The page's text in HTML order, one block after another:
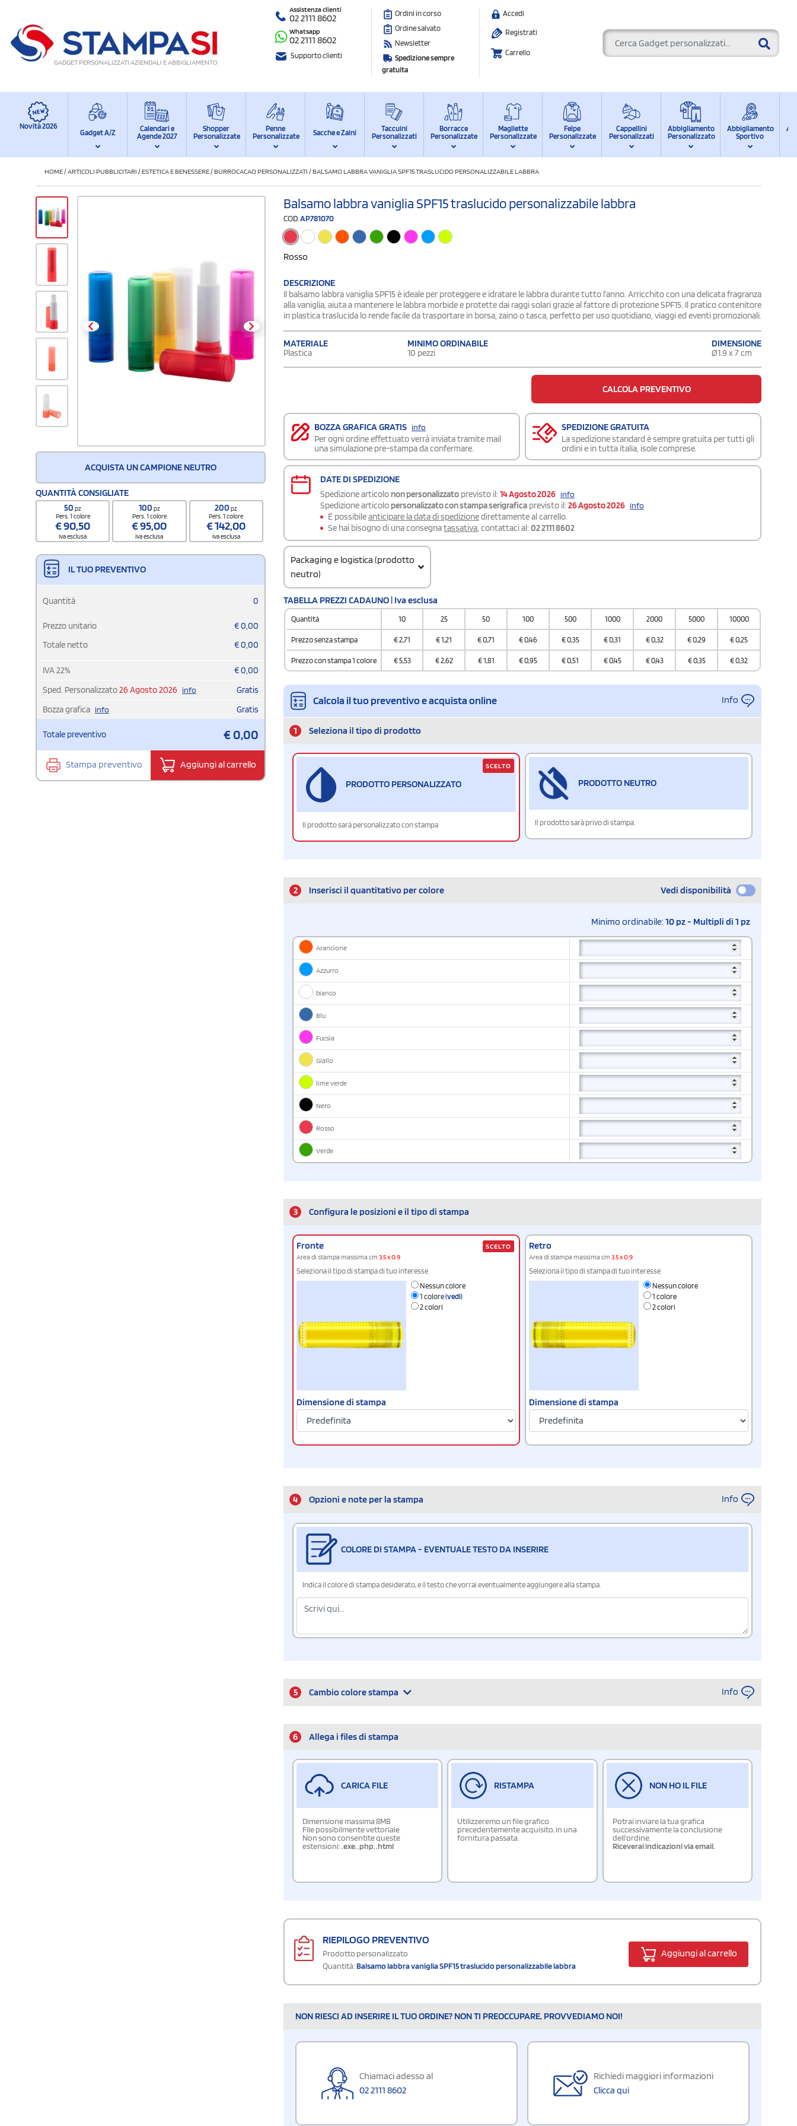
GADGET PERSONALIZZATI AZIENDALI E ABBIGLIAMENTO
Assistenza clienti
02 2111 8602
Whatsapp
02 2111 8602
Supporto clienti
Ordini in corso
Ordine salvato
Newsletter
Spedizione sempre
gratuita
Accedi
Registrati
Carrello
Novità 2026
Gadget A/Z
Calendari e
Agende 2027
Shopper
Personalizzate
Penne
Personalizzate
Sacche e Zaini
Taccuini
Personalizzati
Borracce
Personalizzate
Magliette
Personalizzate
Felpe
Personalizzate
Cappellini
Personalizzati
Abbigliamento
Personalizzato
Abbigliamento
Sportivo
HOME/ARTICOLI PUBBLICITARI /ESTETICA E BENESSERE/BURROCACAO PERSONALIZZATI /BALSAMO LABBRA VANIGLIA SPF15 TRASLUCIDO PERSONALIZZABILE LABBRA
ACQUISTA UN CAMPIONE NEUTRO
QUANTITÀ CONSIGLIATE
50pz
Pers. 1 colore
€90,50
iva esclusa
100 pz
Pers. 1 colore
€95,00
iva esclusa
200pz
Pers. 1 colore
€142,00
iva esclusa
IL TUO PREVENTIVO
Quantità 0
Prezzo unitario €0,00
Totale netto
€0,00
IVA22% €0,00
Sped. Personalizzato26 Agosto 2026 info
Gratis
Bozza grafica info Gratis
Totale preventivo €0,00
Stampa preventivo Aggiungi al carrello
Balsamo labbra vaniglia SPF15 traslucido personalizzabile labbra
COD. AP781070
Rosso
DESCRIZIONE
Il balsamo labbra vaniglia SPF15 è ideale per proteggere e idratare le labbra durante tutto l’anno. Arricchito con una delicata fragranza
alla vaniglia, aiuta a mantenere le labbra morbide e protette dai raggi solari grazie al fattore di protezione SPF15. Il pratico contenitore
in plastica traslucida lo rende facile da trasportare in borsa, zaino o tasca, perfetto per uso quotidiano, viaggi ed eventi promozionali.
MATERIALE
Plastica
MINIMO ORDINABILE
10 pezzi
DIMENSIONE
Ø1.9 x 7 cm
CALCOLA PREVENTIVO
BOZZA GRAFICA GRATIS info
Per ogni ordine effettuato verrà inviata tramite mail
una simulazione pre-stampa da confermare.
SPEDIZIONE GRATUITA
La spedizione standard è sempre gratuita per tutti gli
ordini e in tutta italia, isole comprese.
DATE DI SPEDIZIONE
Spedizione articolo non personalizzato previsto il: 14 Agosto 2026 info
Spedizione articolo personalizzato con stampa serigrafica previsto il: 26 Agosto 2026 info
É possibileanticipare la data di spedizionedirettamente al carrello.
Se hai bisogno di una consegnatassativa , contattaci al: 02 2111 8602
Packaging e logistica (prodotto
neutro)
3304100000
TABELLA PREZZI CADAUNO | Iva esclusa
Quantità 10 25 50 100 500 1000 2000 5000 10000
Prezzo senza stampa €2,71 €1,21 €0,71 €0,46 €0,35 €0,31 €0,32 €0,29 €0,25
Prezzo con stampa 1 colore €5,53 €2,62 €1,81 €0,95 €0,51 €0,45 €0,43 €0,35 €0,32
Calcola il tuo preventivo e acquista online Info
1 Seleziona il tipo di prodotto
PRODOTTO PERSONALIZZATO
Il prodotto sarà personalizzato con stampa
SCELTO
PRODOTTO NEUTRO
Il prodotto sarà privo di stampa.
2 Inserisci il quantitativo per colore Vedi disponibilità
Minimo ordinabile:10 pz - Multipli di 1 pz
Arancione
Azzurro
bianco
Blu
Fucsia
Giallo
lime verde
Nero
Rosso
Verde
3 Configura le posizioni e il tipo di stampa
Fronte
Area di stampa massima cm 3.5 x 0.9
Seleziona il tipo di stampa di tuo interesse
Nessun colore
1 colore(vedi)
2 colori
Dimensione di stampa
SCELTO Retro
Area di stampa massima cm 3.5 x 0.9
Seleziona il tipo di stampa di tuo interesse
Nessun colore
1 colore
2 colori
Dimensione di stampa
4 Opzioni e note per la stampa Info
COLORE DI STAMPA - EVENTUALE TESTO DA INSERIRE
Indica il colore di stampa desiderato, e il testo che vorrai eventualmente aggiungere alla stampa.
5 Cambio colore stampa Info
6 Allega i files di stampa
CARICA FILE
Dimensione massima 8MB
File possibilmente vettoriale
Non sono consentite queste
estensioni:.exe,.php,.html
RISTAMPA
Utilizzeremo un file grafico
precedentemente acquisito, in una
fornitura passata.
NON HO IL FILE
Potrai inviare la tua grafica
successivamente la conclusione
dell'ordine.
Riceverai indicazioni via email.
RIEPILOGO PREVENTIVO
Prodotto personalizzato
Quantità:Balsamo labbra vaniglia SPF15 traslucido personalizzabile labbra
Aggiungi al carrello
NON RIESCI AD INSERIRE IL TUO ORDINE? NON TI PREOCCUPARE, PROVVEDIAMO NOI!
Chiamaci adesso al
02 2111 8602
Richiedi maggiori informazioni
Clicca qui